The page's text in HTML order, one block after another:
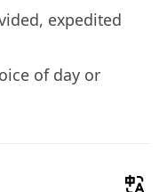
expedited
of day or